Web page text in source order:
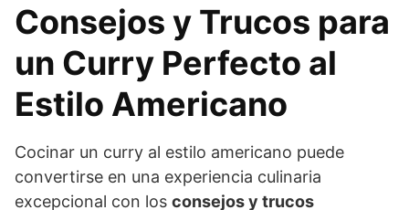
Consejos y Trucos para
un Curry Perfecto al
Estilo Americano
Cocinar un curry al estilo americano puede
convertirse en una experiencia culinaria
excepcional con los consejos y trucos